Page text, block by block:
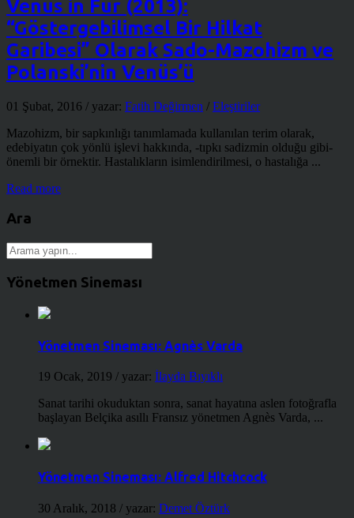
Venus in Fur (2013):
“Göstergebilimsel Bir Hilkat
Garibesi” Olarak Sado-Mazohizm ve
Polanski’nin Venüs’ü
01 Şubat, 2016 / yazar: Fatih Değirmen / Eleştiriler
Mazohizm, bir sapkınlığı tanımlamada kullanılan terim olarak,
edebiyatın çok yönlü işlevi hakkında, -tıpkı sadizmin olduğu gibi-
önemli bir örnektir. Hastalıkların isimlendirilmesi, o hastalığa ...
Read more
Ara
Yönetmen Sineması
Yönetmen Sineması: Agnès Varda
19 Ocak, 2019 / yazar: İlayda Bıyıklı
Sanat tarihi okuduktan sonra, sanat hayatına aslen fotoğrafla
başlayan Belçika asıllı Fransız yönetmen Agnès Varda, ...
Yönetmen Sineması: Alfred Hitchcock
30 Aralık, 2018 / yazar: Demet Öztürk